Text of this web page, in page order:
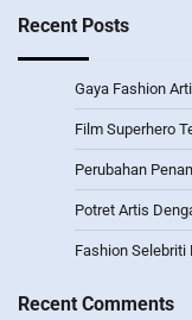
Recent Posts
Gaya Fashion
Film Superhero
Perubahan
Potret Artis
Fashion Selebriti
Recent Comments